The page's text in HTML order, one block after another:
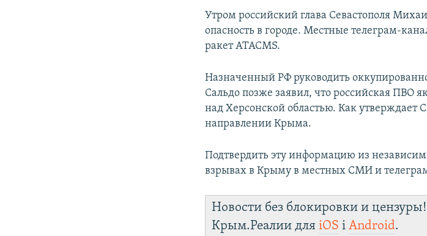
Утром российский глава Севастополя
опасность в городе. Местные телеграм-
ракет ATACMS.
Назначенный РФ руководить
Сальдо позже заявил, что российская ПВО
над Херсонской областью. Как утверждает
направлении Крыма.
Подтвердить эту информацию из
взрывах в Крыму в местных СМИ и
Новости без блокировки и
Крым.Реалии дляiOS іAndroid.